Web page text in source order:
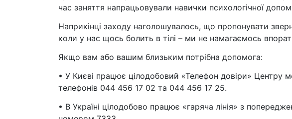
час заняття напрацьовували навички психологічної
Наприкінці заходу наголошувалось, що пропонувати
коли у нас щось болить в тілі – ми не намагаємось
Якщо вам або вашим близьким потрібна допомога:
• У Києві працює цілодобовий «Телефон довіри» Центру
телефонів 044 456 17 02 та 044 456 17 25.
• В Україні цілодобово працює «гаряча лінія» з